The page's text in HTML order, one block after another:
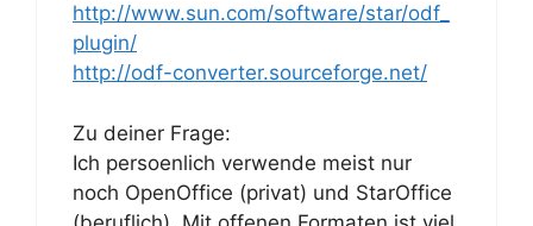
http://www.sun.com/software/star/odf_
plugin/
http://odf-converter.sourceforge.net/
Zu deiner Frage:
Ich persoenlich verwende meist nur
noch OpenOffice (privat) und StarOffice